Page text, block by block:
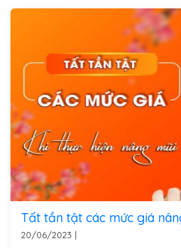
Tất tần tật các mức giá
20/06/2023 |